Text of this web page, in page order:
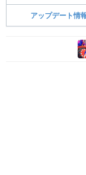
アップデート情